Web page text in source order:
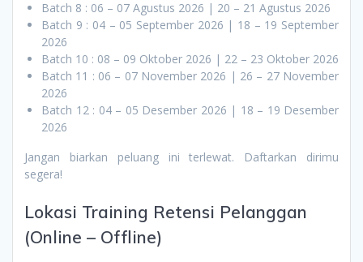
Batch 8 : 06 – 07 Agustus 2026 | 20 – 21 Agustus 2026
Batch 9 : 04 – 05 September 2026 | 18 – 19 September
2026
Batch 10 : 08 – 09 Oktober 2026 | 22 – 23 Oktober 2026
Batch 11 : 06 – 07 November 2026 | 26 – 27 November
2026
Batch 12 : 04 – 05 Desember 2026 | 18 – 19 Desember
2026
Jangan biarkan peluang ini terlewat. Daftarkan dirimu
segera!
Lokasi Training Retensi Pelanggan
(Online – Offline)